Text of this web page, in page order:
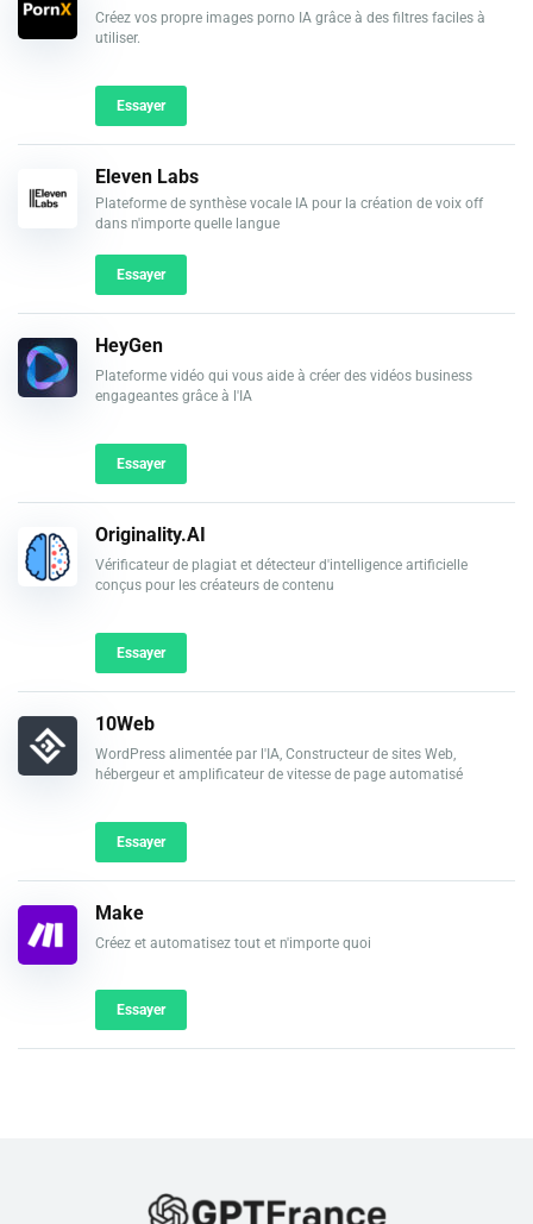
Créez vos propre images porno IA grâce à des filtres faciles à
utiliser.
Essayer
Eleven Labs
Plateforme de synthèse vocale IA pour la création de voix off
dans n'importe quelle langue
Essayer
HeyGen
Plateforme vidéo qui vous aide à créer des vidéos business
engageantes grâce à l'IA
Essayer
Originality.AI
Vérificateur de plagiat et détecteur d'intelligence artificielle
conçus pour les créateurs de contenu
Essayer
10Web
WordPress alimentée par l'IA, Constructeur de sites Web,
hébergeur et amplificateur de vitesse de page automatisé
Essayer
Make
Créez et automatisez tout et n'importe quoi
Essayer